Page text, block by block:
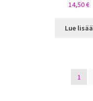
14,50€
Lue lisää
1